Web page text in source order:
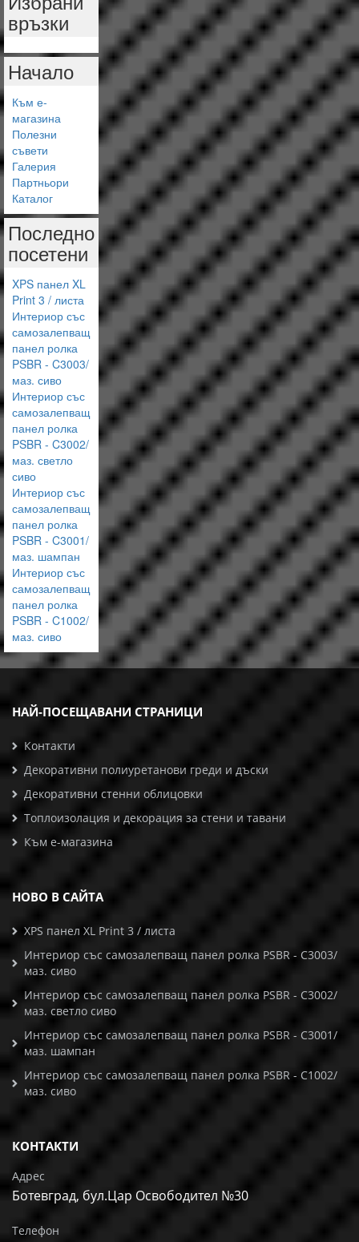
връзки
Начало
Към е-
магазина
Полезни
съвети
Галерия
Партньори
Каталог
Последно
посетени
XPS панел XL
Print 3 / листа
Интериор със
самозалепващ
панел ролка
PSBR - C3003/
маз. сиво
Интериор със
самозалепващ
панел ролка
PSBR - C3002/
маз. светло
сиво
Интериор със
самозалепващ
панел ролка
PSBR - C3001/
маз. шампан
Интериор със
самозалепващ
панел ролка
PSBR - C1002/
маз. сиво
НАЙ-ПОСЕЩАВАНИ СТРАНИЦИ
Контакти
Декоративни полиуретанови греди и дъски
Декоративни стенни облицовки
Топлоизолация и декорация за стени и тавани
Към е-магазина
НОВО В САЙТА
XPS панел XL Print 3 / листа
Интериор със самозалепващ панел ролка PSBR - C3003/
маз. сиво
Интериор със самозалепващ панел ролка PSBR - C3002/
маз. светло сиво
Интериор със самозалепващ панел ролка PSBR - C3001/
маз. шампан
Интериор със самозалепващ панел ролка PSBR - C1002/
маз. сиво
КОНТАКТИ
Адрес
Ботевград, бул.Цар Освободител №30
Телефон